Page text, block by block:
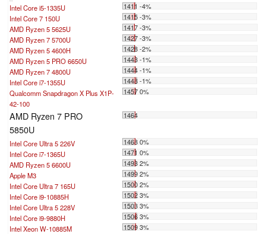
Intel Core i5-1335U
1411 -4%
Intel Core 7 150U
1415 -3%
AMD Ryzen 5 5625U
1417 -3%
AMD Ryzen 7 5700U
1427 -3%
AMD Ryzen 5 4600H
1428 -2%
AMD Ryzen 5 PRO 6650U
1443 -1%
AMD Ryzen 7 4800U
1444 -1%
Intel Core i7-1355U
1448 -1%
Qualcomm Snapdragon X Plus X1P-
42-100
1457 0%
AMD Ryzen 7 PRO
5850U
1464
Intel Core Ultra 5 226V
1468 0%
Intel Core i7-1365U
1471 0%
AMD Ryzen 5 6600U
1493 2%
Apple M3
1499 2%
Intel Core Ultra 7 165U
1500 2%
Intel Core i9-10885H
1502 3%
Intel Core Ultra 5 228V
1503 3%
Intel Core i9-9880H
1506 3%
Intel Xeon W-10885M
1509 3%